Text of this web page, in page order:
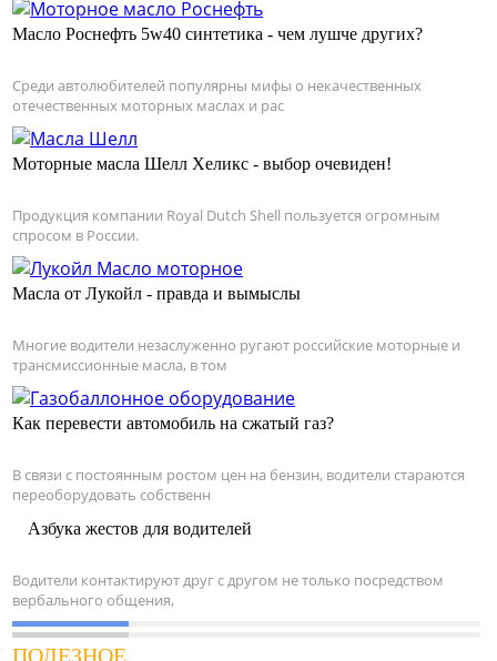
Масло Роснефть 5w40 синтетика - чем лушче других?
Среди автолюбителей популярны мифы о некачественных
отечественных моторных маслах и рас
Моторные масла Шелл Хеликс - выбор очевиден!
Продукция компании Royal Dutch Shell пользуется огромным
спросом в России.
Масла от Лукойл - правда и вымыслы
Многие водители незаслуженно ругают российские моторные и
трансмиссионные масла, в том
Как перевести автомобиль на сжатый газ?
В связи с постоянным ростом цен на бензин, водители стараются
переоборудовать собственн
Азбука жестов для водителей
Водители контактируют друг с другом не только посредством
вербального общения,
ПОЛЕЗНОЕ